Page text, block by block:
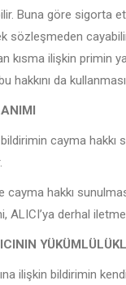
Buna göre
sözleşmeden
ilişkin primin
hakkını da
cayma hakkı
hakkı
ALICI’ya derhal
ilişkin bildirimin